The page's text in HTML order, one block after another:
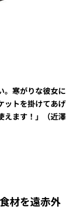
。寒がりな彼女に
ットを掛けてあげ
えます！」（近澤
材を遠赤外